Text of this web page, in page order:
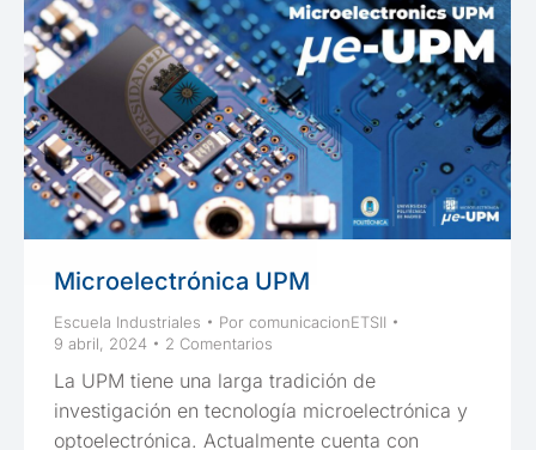
Microelectrónica UPM
Escuela Industriales Por comunicacionETSII
9 abril, 2024
2 Comentarios
La UPM tiene una larga tradición de
investigación en tecnología microelectrónica y
optoelectrónica. Actualmente cuenta con